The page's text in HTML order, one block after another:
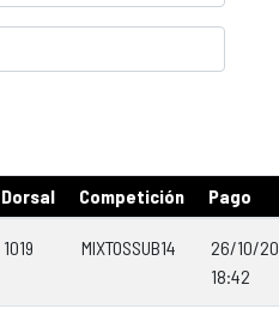
Dorsal Competición Pago
1019 MIXTOSSUB14
26/10/
18:42